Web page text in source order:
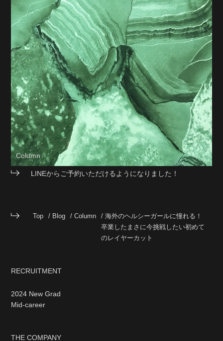
Column
LINEからご予約いただけるようになりました！
Top Blog Column
海外のヘルシーガールに憧れる！
卒業したまさに今挑戦したい初めて
のレイヤーカット
RECRUITMENT
2024 New Grad
Mid-career
THE COMPANY